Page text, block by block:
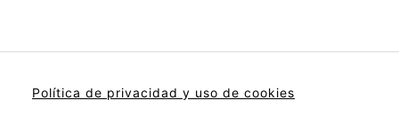
Política de privacidad y uso de cookies